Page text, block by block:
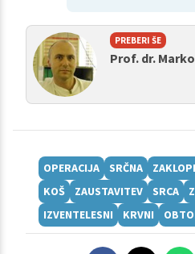
PREBERI ŠE
Prof. dr.
OPERACIJA SRČNA
KOŠ
ZAUSTAVITEV SRCA
IZVENTELESNI
KRVNI